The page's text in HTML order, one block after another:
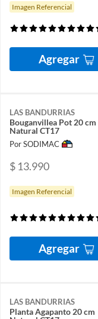
Imagen Referencial
Agregar
LAS BANDURRIAS
Bouganvillea Pot 20 cm
Natural CT17
Por SODIMAC
$ 13.990
Imagen Referencial
Agregar
LAS BANDURRIAS
Planta Agapanto 20 cm